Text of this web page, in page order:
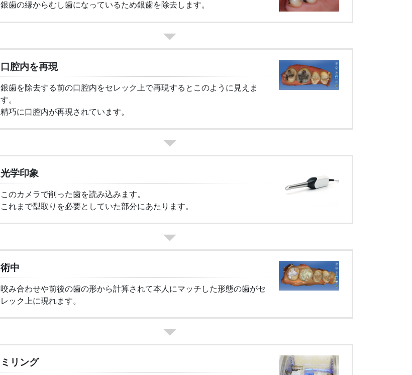
銀歯の縁からむし歯になっているため銀歯を除去します。
口腔内を再現
銀歯を除去する前の口腔内をセレック上で再現するとこのように見えま
す。
精巧に口腔内が再現されています。
光学印象
このカメラで削った歯を読み込みます。
これまで型取りを必要としていた部分にあたります。
術中
咬み合わせや前後の歯の形から計算されて本人にマッチした形態の歯がセ
レック上に現れます。
ミリング